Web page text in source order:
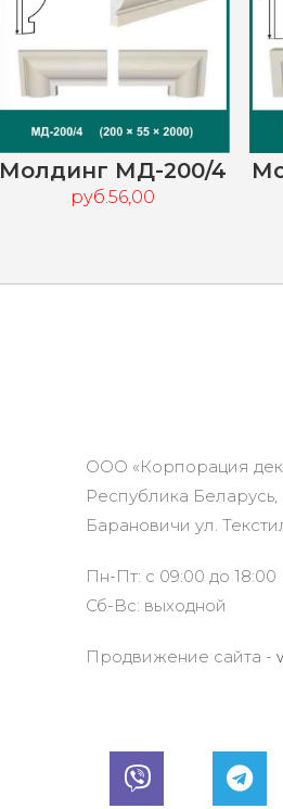
Молдинг МД-200/4
руб.56,00
ООО «Корпорация
Республика Беларусь,
Барановичи ул.
Пн-Пт: с 09:00 до 18:00
Сб-Вс: выходной
Продвижение сайта -